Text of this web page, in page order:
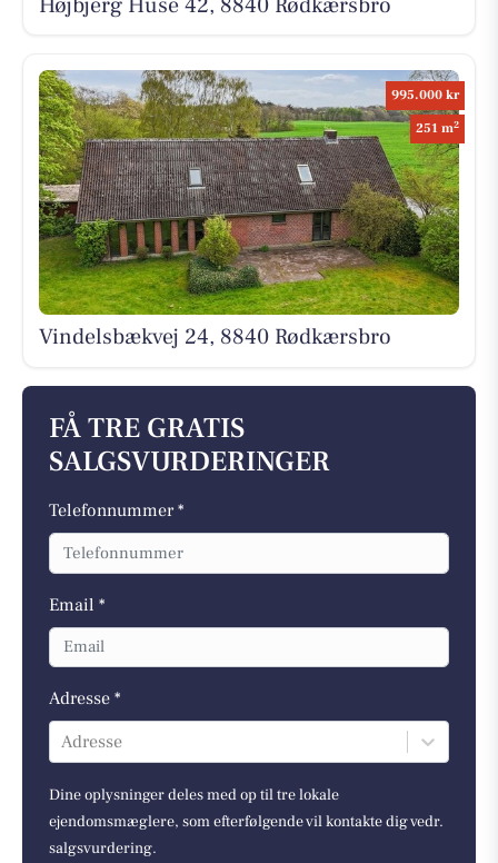
995.000 kr
251 m2
Vindelsbækvej 24, 8840 Rødkærsbro
FÅ TRE GRATIS
SALGSVURDERINGER
Telefonnummer *
Email *
Adresse *
Adresse
Dine oplysninger deles med op til tre lokale
ejendomsmæglere, som efterfølgende vil kontakte dig vedr.
salgsvurdering.